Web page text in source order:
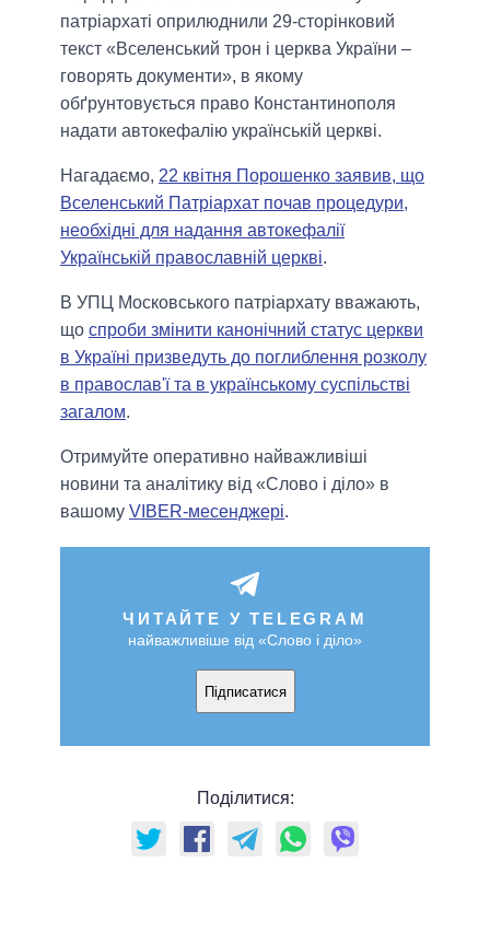
патріархаті оприлюднили 29-сторінковий
текст «Вселенський трон і церква України –
говорять документи», в якому
обґрунтовується право Константинополя
надати автокефалію українській церкві.
Нагадаємо, 22 квітня Порошенко заявив, що
Вселенський Патріархат почав процедури,
необхідні для надання автокефалії
Українській православній церкві.
В УПЦ Московського патріархату вважають,
що спроби змінити канонічний статус церкви
в Україні призведуть до поглиблення розколу
в православ'ї та в українському суспільстві
загалом.
Отримуйте оперативно найважливіші
новини та аналітику від «Слово і діло» в
вашому VIBER-месенджері.
ЧИТАЙТЕ У TELEGRAM
найважливіше від «Слово і діло»
Підписатися
Поділитися: